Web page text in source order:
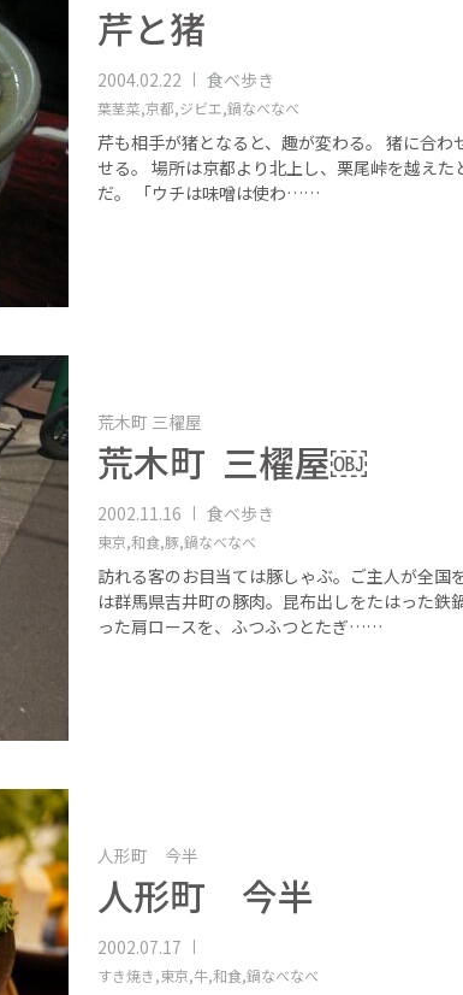
芹と猪
2004.02.22 食べ歩き
葉茎菜,京都,ジビエ,鍋なべなべ
芹も相手が猪となると、趣が変わる。 猪に合わ
せる。 場所は京都より北上し、栗尾峠を越えた
だ。 「ウチは味噌は使わ……
荒木町 三櫂屋
荒木町 三櫂屋￼
2002.11.16 食べ歩き
東京,和食,豚,鍋なべなべ
訪れる客のお目当ては豚しゃぶ。ご主人が全国
は群馬県吉井町の豚肉。昆布出しをたはった鉄
った肩ロースを、ふつふつとたぎ……
人形町 今半
人形町 今半
2002.07.17
すき焼き,東京,牛,和食,鍋なべなべ